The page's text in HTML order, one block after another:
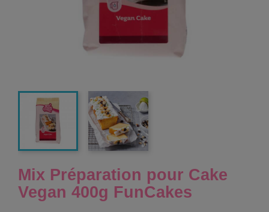
Mix Préparation pour Cake
Vegan 400g FunCakes